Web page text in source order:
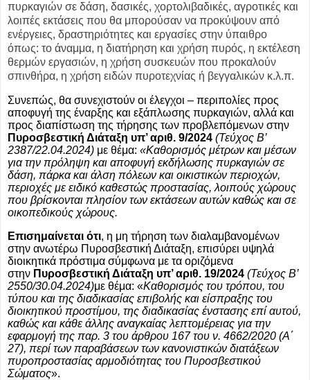
πυρκαγιών σε δάση, δασικές, χορτολιβαδικές, αγροτικές και
λοιπές εκτάσεις που θα μπορούσαν να προκύψουν από
ενέργειες, δραστηριότητες και εργασίες στην ύπαιθρο
όπως: το άναμμα, η διατήρηση και χρήση πυρός, η εκτέλεση
θερμών εργασιών, η χρήση συσκευών που προκαλούν
σπινθήρα, η χρήση ειδών πυροτεχνίας ή βεγγαλικών κ.λ.π.
Συνεπώς, θα συνεχιστούν οι έλεγχοι – περιπολίες προς
αποφυγή της έναρξης και εξάπλωσης πυρκαγιών, αλλά και
προς διαπίστωση της τήρησης των προβλεπόμενων στην
Πυροσβεστική Διάταξη υπ’ αριθ. 9/2024 (Τεύχος B’
2387/22.04.2024) με θέμα: «Καθορισμός μέτρων και μέσων
για την πρόληψη και αποφυγή εκδήλωσης πυρκαγιών σε
δάση, πάρκα και άλση πόλεων και οικιστικών περιοχών,
περιοχές με ειδικό καθεστώς προστασίας, λοιπούς χώρους
που βρίσκονται πλησίον των εκτάσεων αυτών καθώς και σε
οικοπεδικούς χώρους.
Επισημαίνεται ότι, η μη τήρηση των διαλαμβανομένων
στην ανωτέρω Πυροσβεστική Διάταξη, επισύρει υψηλά
διοικητικά πρόστιμα σύμφωνα με τα οριζόμενα
στην Πυροσβεστική Διάταξη υπ’ αριθ. 19/2024 (Τεύχος B’
2550/30.04.2024)με θέμα: «Καθορισμός του τρόπου, του
τύπου και της διαδικασίας επιβολής και είσπραξης του
διοικητικού προστίμου, της διαδικασίας ένστασης επί αυτού,
καθώς και κάθε άλλης αναγκαίας λεπτομέρειας για την
εφαρμογή της παρ. 3 του άρθρου 167 του ν. 4662/2020 (Α΄
27), περί των παραβάσεων των κανονιστικών διατάξεων
πυροπροστασίας αρμοδιότητας του Πυροσβεστικού
Σώματος».